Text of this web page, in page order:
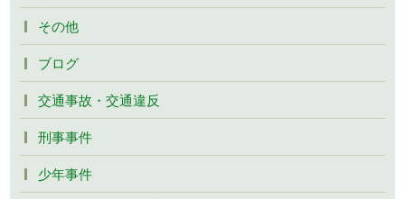
その他
ブログ
交通事故・交通違反
刑事事件
少年事件